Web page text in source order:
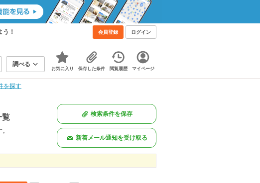
！ 会員登録 ログイン
調べる
お気に入り 保存した条件 閲覧履歴 マイページ
を探す
覧 検索条件を保存
新着メール通知を受け取る